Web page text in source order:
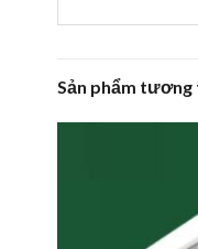
Sản phẩm